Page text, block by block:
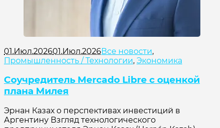
01.Июл.202601.Июл.2026Все новости,
Промышленность / Технологии, Экономика
Соучредитель Mercado Libre с оценкой
плана Милея
Эрнан Казах о перспективах инвестиций в
Аргентину Взгляд технологического